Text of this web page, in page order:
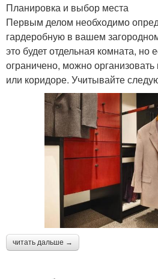
Планировка и выбор места
Первым делом необходимо
гардеробную в вашем
это будет отдельная комната, но
ограничено, можно
или коридоре. Учитывайте
читать дальше →